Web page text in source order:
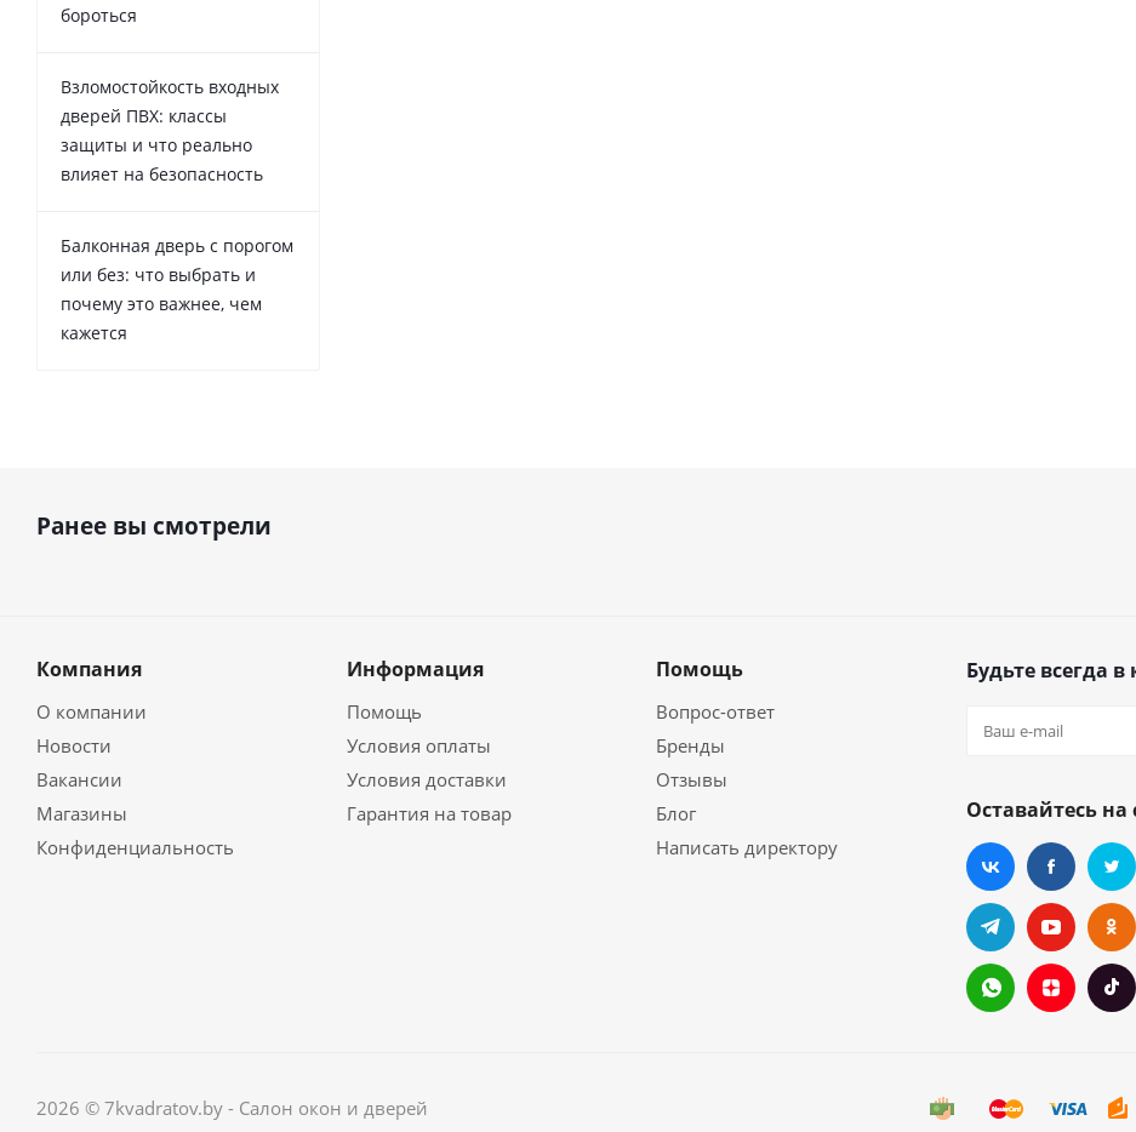
бороться
Взломостойкость входных
дверей ПВХ: классы
защиты и что реально
влияет на безопасность
Балконная дверь с порогом
или без: что выбрать и
почему это важнее, чем
кажется
Ранее вы смотрели
Компания
О компании
Новости
Вакансии
Магазины
Конфиденциальность
Информация
Помощь
Условия оплаты
Условия доставки
Гарантия на товар
Помощь
Вопрос-ответ
Бренды
Отзывы
Блог
Написать директору
Будьте всегда в
Оставайтесь на
2026 © 7kvadratov.by - Салон окон и дверей